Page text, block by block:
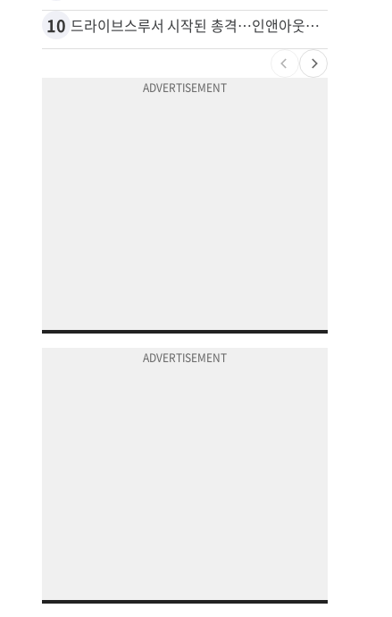
10 드라이브스루서 시작된 총격…인앤아웃 참사 영상 공개